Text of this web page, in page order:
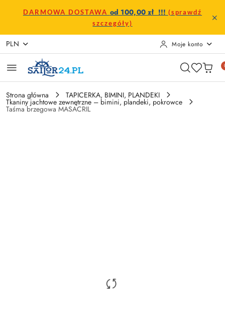
Przejdź do treści głównej
Przejdź do wyszukiwarki
Przejdź do moje konto
Przejdź do menu głównego
Przejdź do opisu produktu
Przejdź do stopki
DARMOWA DOSTAWA od 100,00 zł !!! (sprawdź
szczegóły)
PLN Moje konto
Strona główna TAPICERKA, BIMINI, PLANDEKI
Tkaniny jachtowe zewnętrzne – bimini, plandeki, pokrowce
Taśma brzegowa MASACRIL